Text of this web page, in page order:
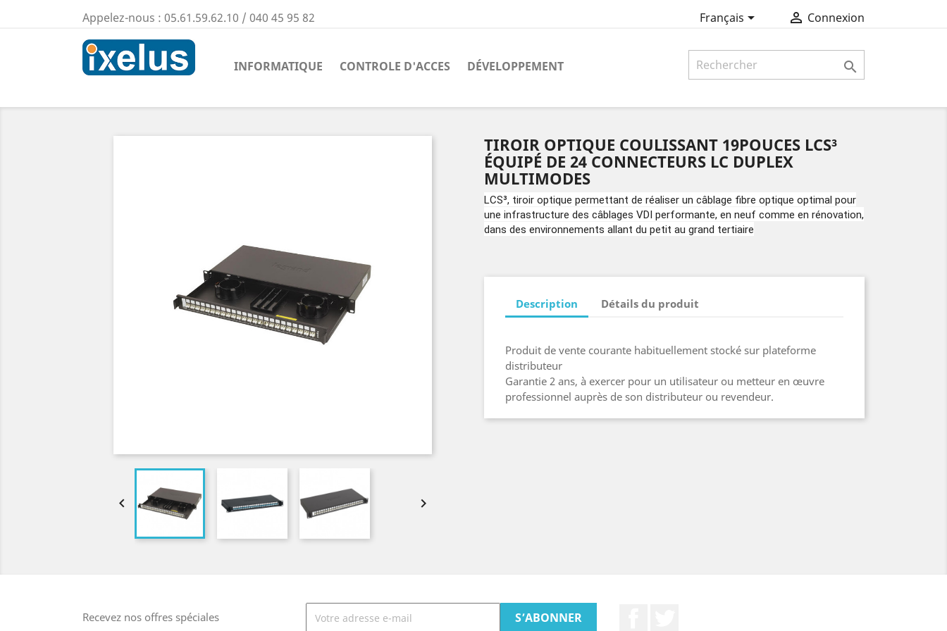
Appelez-nous : 05.61.59.62.10 / 040 45 95 82 Français  Connexion
INFORMATIQUE CONTROLE D'ACCES DÉVELOPPEMENT 
 
TIROIR OPTIQUE COULISSANT 19POUCES LCS³
ÉQUIPÉ DE 24 CONNECTEURS LC DUPLEX
MULTIMODES
LCS³, tiroir optique permettant de réaliser un câblage fibre optique optimal pour
une infrastructure des câblages VDI performante, en neuf comme en rénovation,
dans des environnements allant du petit au grand tertiaire
Description Détails du produit
Produit de vente courante habituellement stocké sur plateforme
distributeur
Garantie 2 ans, à exercer pour un utilisateur ou metteur en œuvre
professionnel auprès de son distributeur ou revendeur.
Recevez nos offres spéciales